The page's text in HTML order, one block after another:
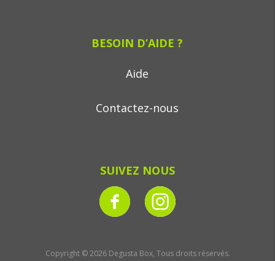
BESOIN D’AIDE ?
Aide
Contactez-nous
SUIVEZ NOUS
Copyright © 2026 Degusta Box, Tous droits réservés.